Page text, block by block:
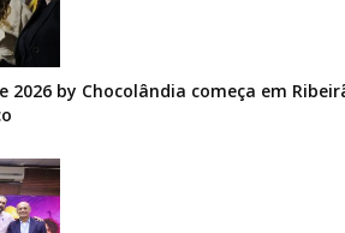
2026 by Chocolândia começa em